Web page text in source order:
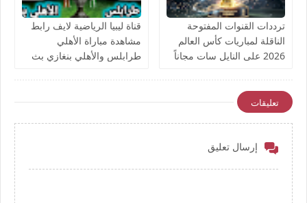
ترددات القنوات المفتوحة
الناقلة لمباريات كأس العالم
2026 على النايل سات مجاناً
قناة ليبيا الرياضية لايف رابط
مشاهدة مباراة الأهلي
طرابلس والأهلي بنغازي بث
تعليقات
إرسال تعليق